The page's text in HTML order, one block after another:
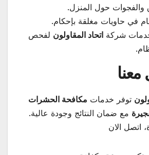
حول المنزل.
في حاويات مغلقة بإحكام.
شركة اتحاد المقاولون لفحص
توفر خدمات مكافحة الحشرات
مع ضمان النتائج وجودة عالية.
اتصل الان